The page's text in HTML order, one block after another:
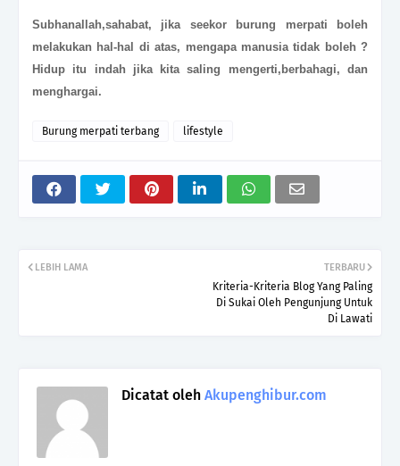
Subhanallah,sahabat, jika seekor burung merpati boleh
melakukan hal-hal di atas, mengapa manusia tidak boleh ?
Hidup itu indah jika kita saling mengerti,berbahagi, dan
menghargai.
Burung merpati terbang lifestyle
TERBARU
Kriteria-Kriteria Blog Yang Paling
Di Sukai Oleh Pengunjung Untuk
Di Lawati
LEBIH LAMA
Dicatat oleh Akupenghibur.com